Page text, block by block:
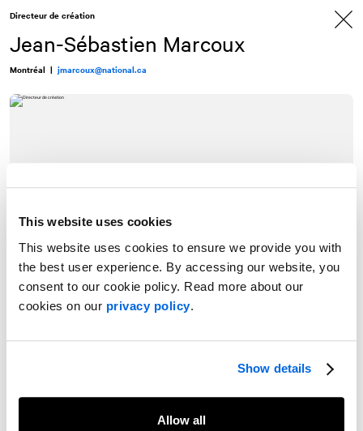
This website uses cookies
This website uses cookies to ensure we provide you with
the best user experience. By accessing our website, you
consent to our cookie policy. Read more about our
cookies on our privacy policy.
Show details
Allow all
contenu
navigation
Directeur de création
Jean-Sébastien Marcoux
Montréal | jmarcoux@national.ca
l’équipe de communication intégrée. Animé par la création sous